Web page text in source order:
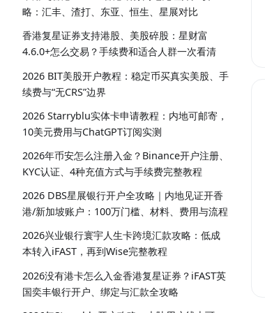
略：汇丰、渣打、东亚、恒生、星展对比
香港复星证券支持港股、美股碎股：星财富
4.6.0+怎么交易？手续费和适合人群一次看清
2026 BIT美股开户教程：稳定币买真实美股、手
续费与“无CRS”边界
2026 Starryblu实体卡申请教程：内地可邮寄，
10美元费用与ChatGPT订阅实测
2026年币安怎么注册入金？Binance开户注册、
KYC认证、4种充值方式与手续费完整教程
2026 DBS星展银行开户全攻略｜内地见证开香
港/新加坡账户：100万门槛、材料、费用与流程
2026兴业银行寰宇人生卡跨境汇款攻略：低成
本转入iFAST，再到Wise完整教程
2026没有港卡怎么入金香港复星证券？iFAST英
国奕丰银行开户、绑定与汇款全攻略